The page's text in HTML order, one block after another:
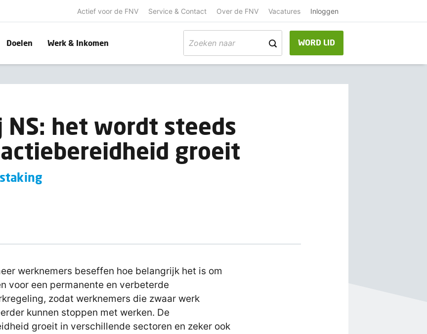
Actief voor de FNV Service & Contact Over de FNV Vacatures Inloggen
Doelen Werk & Inkomen WORD LID
NS: het wordt steeds
groeit
werknemers beseffen hoe belangrijk het is om
voor een permanente en verbeterde
zodat werknemers die zwaar werk
kunnen stoppen met werken. De
groeit in verschillende sectoren en zeker ook